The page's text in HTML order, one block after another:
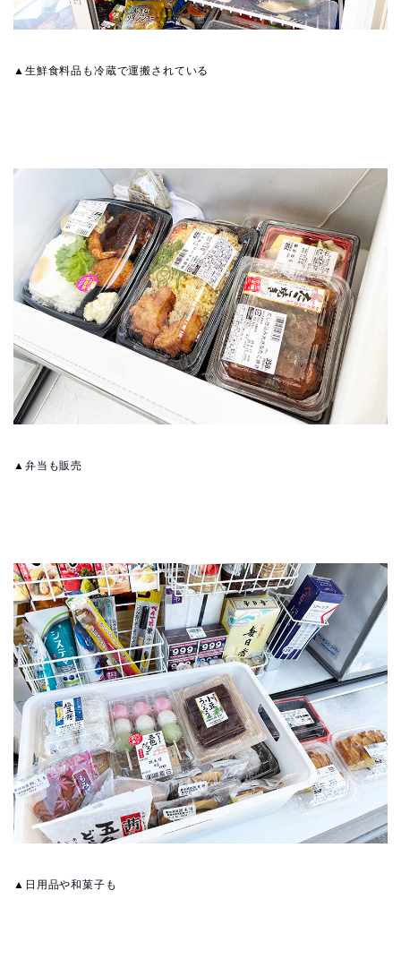
▲生鮮食料品も冷蔵で運搬されている
▲弁当も販売
▲日用品や和菓子も